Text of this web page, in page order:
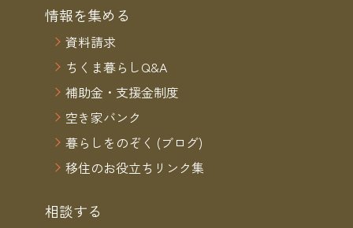
情報を集める
資料請求
ちくま暮らしQ&A
補助金・支援金制度
空き家バンク
暮らしをのぞく (ブログ)
移住のお役立ちリンク集
相談する